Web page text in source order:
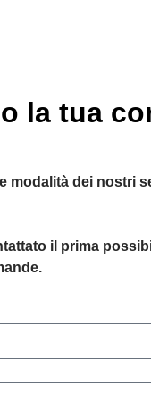
la tua
modalità dei nostri
il prima